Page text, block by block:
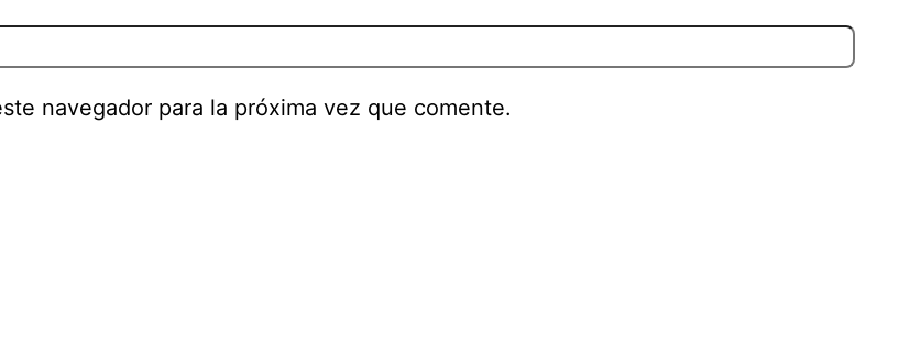
navegador para la próxima vez que comente.